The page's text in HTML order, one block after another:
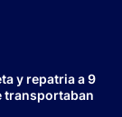
y repatria a 9
transportaban